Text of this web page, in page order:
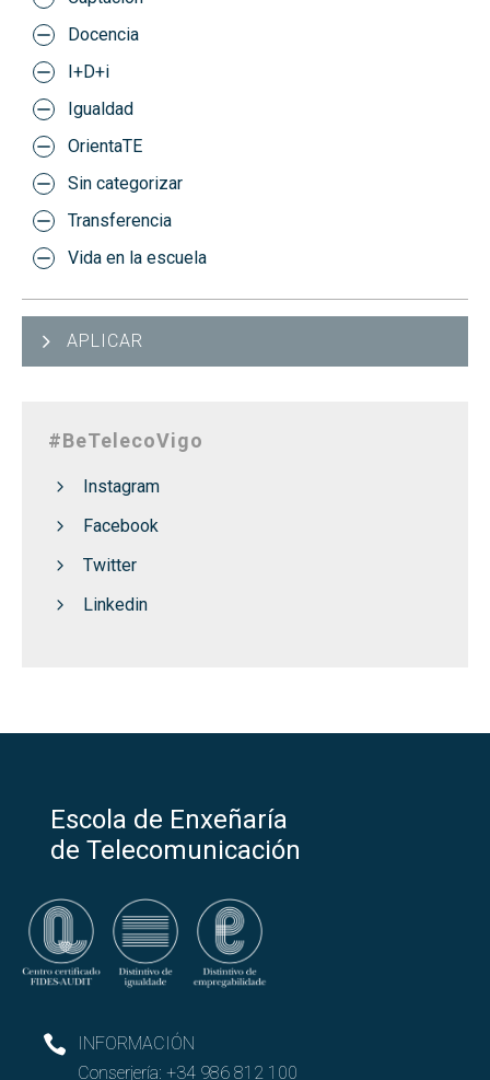
Docencia
I+D+i
Igualdad
OrientaTE
Sin categorizar
Transferencia
Vida en la escuela
APLICAR
#BeTelecoVigo
Instagram
Facebook
Twitter
Linkedin
Escola de Enxeñaría
de Telecomunicación
INFORMACIÓN
Conserjería: +34 986 812 100